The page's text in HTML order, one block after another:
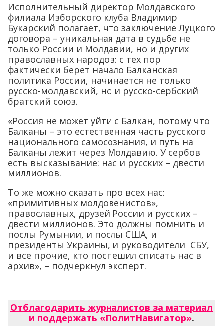
Исполнительный директор Молдавского
филиала Изборского клуба Владимир
Букарский полагает, что заключение Луцкого
договора – уникальная дата в судьбе не
только России и Молдавии, но и других
православных народов: с тех пор
фактически берет начало Балканская
политика России, начинается не только
русско-молдавский, но и русско-сербский
братский союз.
«Россия не может уйти с Балкан, потому что
Балканы – это естественная часть русского
национального самосознания, и путь на
Балканы лежит через Молдавию. У сербов
есть высказывание: нас и русских – двести
миллионов.
То же можно сказать про всех нас:
«примитивных молдовенистов»,
православных, друзей России и русских –
двести миллионов. Это должны помнить и
послы Румынии, и послы США, и
президенты Украины, и руководители СБУ,
и все прочие, кто поспешил списать нас в
архив», – подчеркнул эксперт.
Отблагодарить журналистов за материал
и поддержать «ПолитНавигатор».